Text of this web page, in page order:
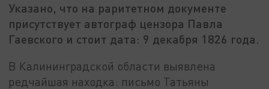
Указано, что на раритетном документе
присутствует автограф цензора Павла
Гаевского и стоит дата: 9 декабря 1826 года.
В Калининградской области выявлена
редчайшая находка: письмо Татьяны